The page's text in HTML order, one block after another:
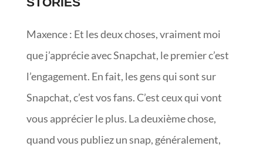
Maxence : Et les deux choses, vraiment moi
que j’apprécie avec Snapchat, le premier c’est
l’engagement. En fait, les gens qui sont sur
Snapchat, c’est vos fans. C’est ceux qui vont
vous apprécier le plus. La deuxième chose,
quand vous publiez un snap, généralement,